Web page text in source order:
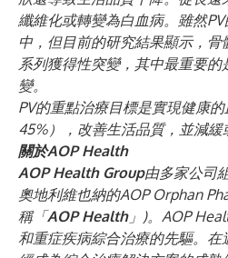
纖維化或轉變為白血病。雖然
中，但目前的研究結果顯示，
系列獲得性突變，其中最重要的
變。
PV的重點治療目標是實現健康
45%），改善生活品質，並減緩
關於AOP Health
AOP Health Group由多家公司
奧地利維也納的AOP Orphan
稱「AOP Health」)。AOP
和重症疾病綜合治療的先驅。